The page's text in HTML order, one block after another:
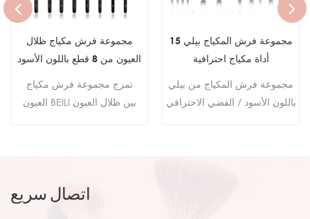
مجموعة فرش المكياج بيلي 15
أداة مكياج احترافية
مجموعة فرش المكياج من بيلي
باللون الأسود / الفضي الاحترافي
طقم مكياج عيون مكون من 18
قطعة من شعر الماعز الصناعي
مجموعة فرش المكياج بمقبض
خشبي من BEILI 18 قطعة من
اتصال سريع